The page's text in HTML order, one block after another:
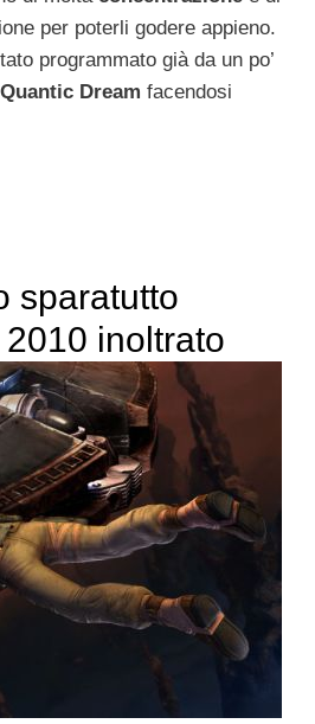
per poterli godere appieno.
programmato già da un po’
Quantic Dream facendosi
sparatutto
inoltrato